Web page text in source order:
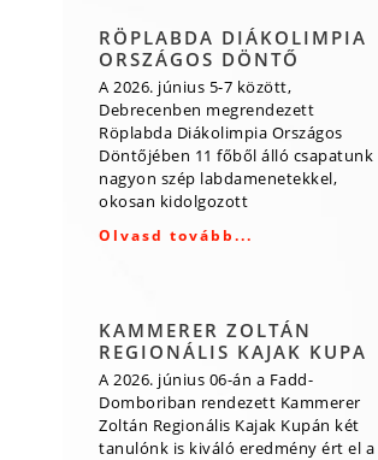
RÖPLABDA DIÁKOLIMPIA
ORSZÁGOS DÖNTŐ
A 2026. június 5-7 között,
Debrecenben megrendezett
Röplabda Diákolimpia Országos
Döntőjében 11 főből álló csapatunk
nagyon szép labdamenetekkel,
okosan kidolgozott
Olvasd tovább...
KAMMERER ZOLTÁN
REGIONÁLIS KAJAK KUPA
A 2026. június 06-án a Fadd-
Domboriban rendezett Kammerer
Zoltán Regionális Kajak Kupán két
tanulónk is kiváló eredmény ért el a